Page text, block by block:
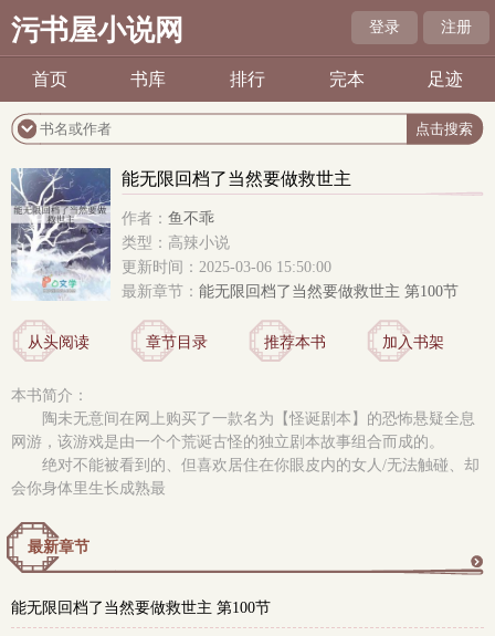
污书屋小说网 登录 注册
首页 书库 排行 完本 足迹
能无限回档了当然要做救世主
作者： 鱼不乖
类型：高辣小说
更新时间：2025-03-06 15:50:00
最新章节： 能无限回档了当然要做救世主 第100节
从头阅读 章节目录 推荐本书 加入书架
本书简介：
陶未无意间在网上购买了一款名为【怪诞剧本】的恐怖悬疑全息
网游，该游戏是由一个个荒诞古怪的独立剧本故事组合而成的。
绝对不能被看到的、但喜欢居住在你眼皮内的女人/无法触碰、却
会你身体里生长成熟最
最新章节
能无限回档了当然要做救世主 第100节